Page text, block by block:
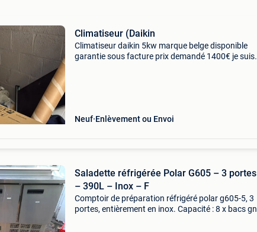
Climatiseur (Daikin
Climatiseur daikin 5kw marque belge disponible
garantie sous facture prix demandé 1400€ je suis
Neuf Enlèvement ou Envoi
Saladette réfrigérée Polar G605 – 3 portes
– 390L – Inox – F
Comptoir de préparation réfrigéré polar g605-5, 3
portes, entièrement en inox. Capacité : 8 x bacs gn